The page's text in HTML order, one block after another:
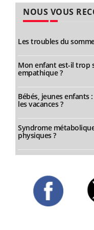
NOUS VOUS
Les troubles du
Mon enfant est-il trop
empathique ?
Bébés, jeunes enfants
les vacances ?
Syndrome
physiques ?